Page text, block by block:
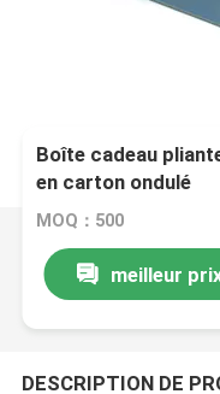
Boîte cadeau
en carton ondulé
MOQ：500
meilleur
DESCRIPTION DE